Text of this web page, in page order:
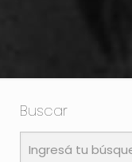
Buscar